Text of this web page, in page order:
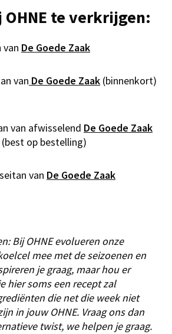
te verkrijgen:
van De Goede Zaak
van De Goede Zaak (binnenkort)
van afwisselend De Goede Zaak
(best op bestelling)
van De Goede Zaak
Bij OHNE evolueren onze
mee met de seizoenen en
je graag, maar hou er
hier soms een recept zal
die net die week niet
in jouw OHNE. Vraag ons dan
twist, we helpen je graag.